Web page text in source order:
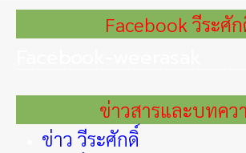
Facebook วีระศั
ข่าวสารและบทคว
ข่าว วีระศักดิ์